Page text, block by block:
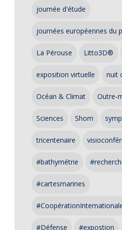
journée d'étude
journées européennes du
La Pérouse Litto3D®
exposition virtuelle nuit
Océan & Climat Outre-
Sciences Shom
tricentenaire
#bathymétrie
#cartesmarines
#Défense #expostion